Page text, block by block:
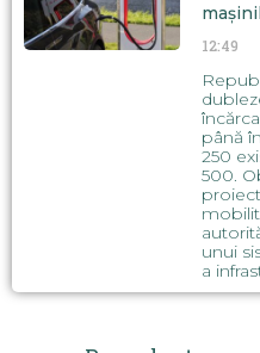
12:49
până
250
500.
unui
a